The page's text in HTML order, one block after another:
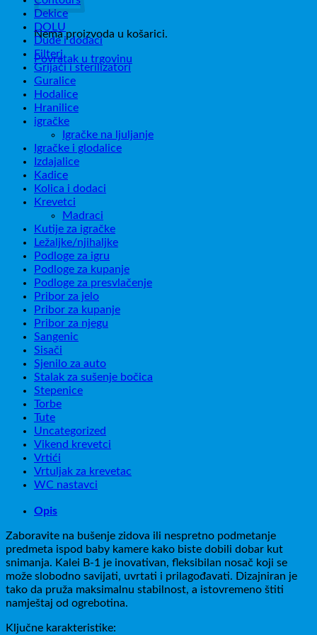
Nema proizvoda u košarici.
Povratak u trgovinu
Dekice
DOLU
Dude i dodaci
Filteri
Grijači i sterilizatori
Guralice
Hodalice
Hranilice
igračke
Igračke na ljuljanje
Igračke i glodalice
Izdajalice
Kadice
Kolica i dodaci
Krevetci
Madraci
Kutije za igračke
Ležaljke/njihaljke
Podloge za igru
Podloge za kupanje
Podloge za presvlačenje
Pribor za jelo
Pribor za kupanje
Pribor za njegu
Sangenic
Sisači
Sjenilo za auto
Stalak za sušenje bočica
Stepenice
Torbe
Tute
Uncategorized
Vikend krevetci
Vrtići
Vrtuljak za krevetac
WC nastavci
Opis
Zaboravite na bušenje zidova ili nespretno podmetanje
predmeta ispod baby kamere kako biste dobili dobar kut
snimanja. Kalei B-1 je inovativan, fleksibilan nosač koji se
može slobodno savijati, uvrtati i prilagođavati. Dizajniran je
tako da pruža maksimalnu stabilnost, a istovremeno štiti
namještaj od ogrebotina.
Ključne karakteristike: